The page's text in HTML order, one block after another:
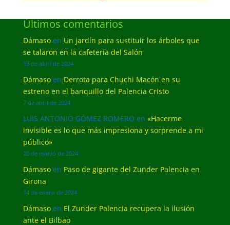
Últimos comentarios
Dámasoen Un jardín para sustituir los árboles que
se talaron en la cafetería del Salón
13 de abril de 2024
Dámasoen Derrota para Chuchi Macón en su
estreno en el banquillo del Palencia Cristo
7 de abril de 2024
LUIS ANTONIO GÓMEZ ROMERO en «Hacerme
invisible es lo que más impresiona y sorprende a mi
público»
20 de marzo de 2024
Dámasoen Paso de gigante del Zunder Palencia en
Girona
14 de enero de 2024
Dámasoen El Zunder Palencia recupera la ilusión
ante el Bilbao